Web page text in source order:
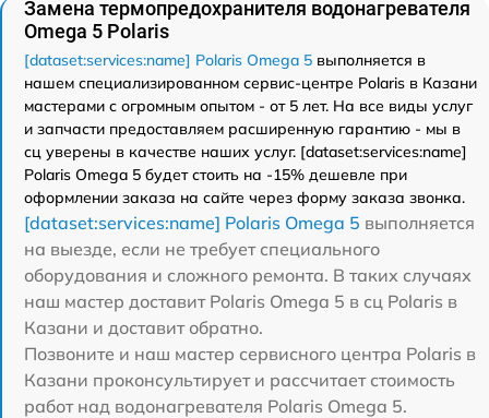
Замена термопредохранителя водонагревателя
Omega 5 Polaris
[dataset:services:name] Polaris Omega 5 выполняется в
нашем специализированном сервис-центре Polaris в Казани
мастерами с огромным опытом - от 5 лет. На все виды услуг
и запчасти предоставляем расширенную гарантию - мы в
сц уверены в качестве наших услуг. [dataset:services:name]
Polaris Omega 5 будет стоить на -15% дешевле при
оформлении заказа на сайте через форму заказа звонка.
[dataset:services:name] Polaris Omega 5 выполняется
на выезде, если не требует специального
оборудования и сложного ремонта. В таких случаях
наш мастер доставит Polaris Omega 5 в сц Polaris в
Казани и доставит обратно.
Позвоните и наш мастер сервисного центра Polaris в
Казани проконсультирует и рассчитает стоимость
работ над водонагревателя Polaris Omega 5.